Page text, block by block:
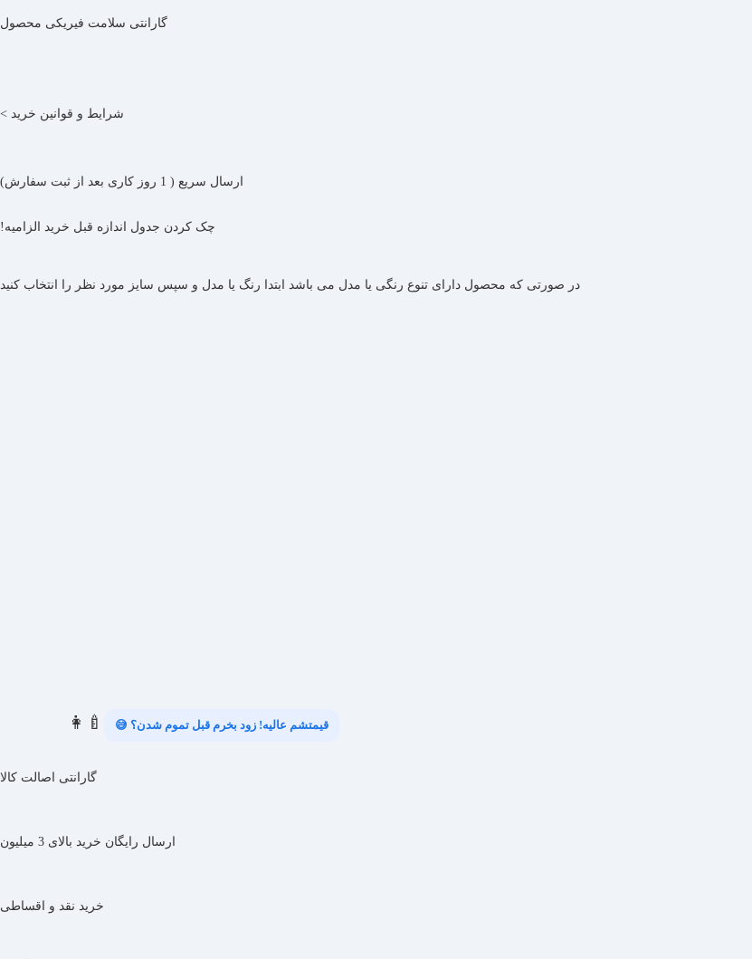
گارانتی سلامت فیریکی محصول
شرایط و قوانین خرید >
ارسال سریع ( 1 روز کاری بعد از ثبت سفارش)
چک کردن جدول اندازه قبل خرید الزامیه!
در صورتی که محصول دارای تنوع رنگی یا مدل می باشد ابتدا رنگ یا مدل و سپس سایز مورد نظر را انتخاب کنید
👩‍🍼 قیمتشم عالیه! زود بخرم قبل تموم شدن؟ 😅
گارانتی اصالت کالا
ارسال رایگان خرید بالای 3 میلیون
خرید نقد و اقساطی